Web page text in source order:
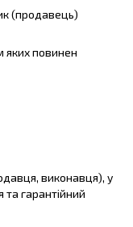
(продавець)
яких повинен
виконавця), у
та гарантійний